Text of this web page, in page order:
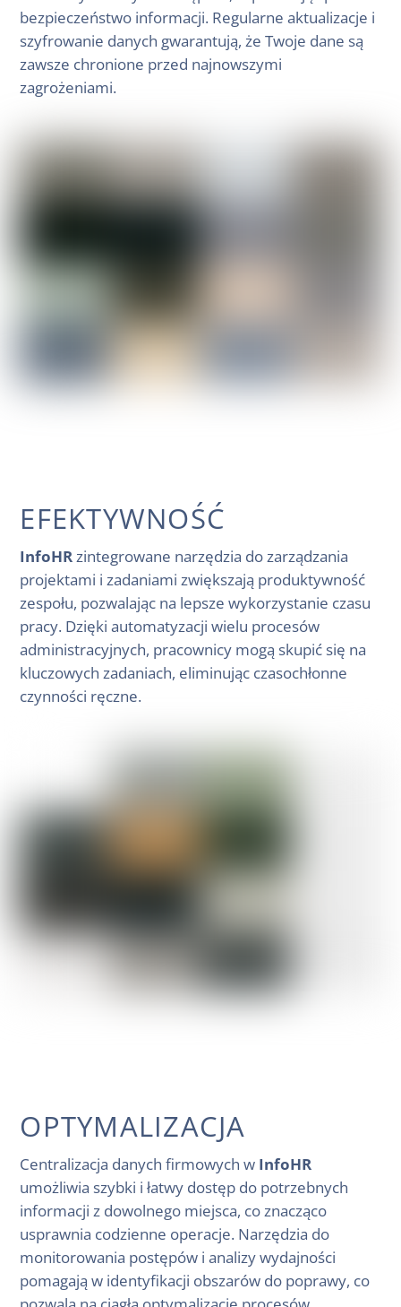
bezpieczeństwo informacji. Regularne aktualizacje i
szyfrowanie danych gwarantują, że Twoje dane są
zawsze chronione przed najnowszymi
zagrożeniami.
EFEKTYWNOŚĆ
InfoHRzintegrowane narzędzia do zarządzania
projektami i zadaniami zwiększają produktywność
zespołu, pozwalając na lepsze wykorzystanie czasu
pracy. Dzięki automatyzacji wielu procesów
administracyjnych, pracownicy mogą skupić się na
kluczowych zadaniach, eliminując czasochłonne
czynności ręczne.
OPTYMALIZACJA
Centralizacja danych firmowych w InfoHR
umożliwia szybki i łatwy dostęp do potrzebnych
informacji z dowolnego miejsca, co znacząco
usprawnia codzienne operacje. Narzędzia do
monitorowania postępów i analizy wydajności
pomagają w identyfikacji obszarów do poprawy, co